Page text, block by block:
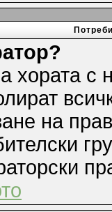
хората с
на